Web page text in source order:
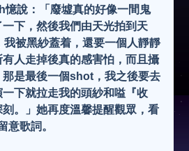
憶說：「廢墟真的好像一間鬼
下，然後我們由天光拍到天
被黑紗蓋着，還要一個人靜靜
人走掉後真的感害怕，而且攝
是最後一個shot，我之後要去
下就拉走我的頭紗和嗌『收
。」她再度溫馨提醒觀眾，看
意歌詞。